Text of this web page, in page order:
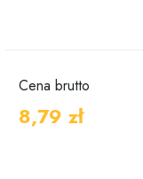
Cena brutto
8,79 zł